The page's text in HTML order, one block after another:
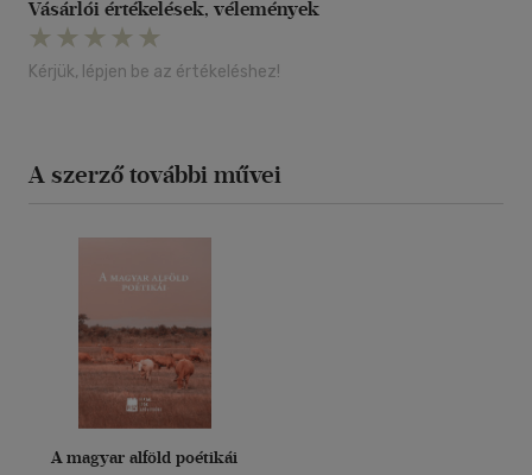
Vásárlói értékelések, vélemények
Kérjük, lépjen be az értékeléshez!
A szerző további művei
A magyar alföld poétikái